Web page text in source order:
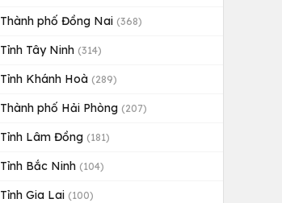
Thành phố Đồng Nai (368)
Tỉnh Tây Ninh (314)
Tỉnh Khánh Hoà (289)
Thành phố Hải Phòng (207)
Tỉnh Lâm Đồng (181)
Tỉnh Bắc Ninh (104)
Tỉnh Gia Lai (100)